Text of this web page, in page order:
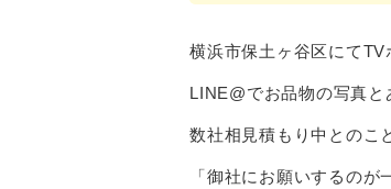
横浜市保土ヶ谷区にてTV
LINE@でお品物の写真と
数社相見積もり中とのこ
「御社にお願いするの